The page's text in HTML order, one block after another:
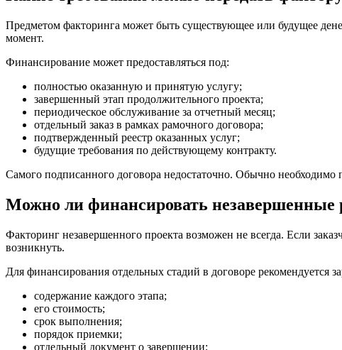
Предметом факторинга может быть существующее или будущее
момент.
Финансирование может предоставляться под:
полностью оказанную и принятую услугу;
завершенный этап продолжительного проекта;
периодическое обслуживание за отчетный месяц;
отдельный заказ в рамках рамочного договора;
подтвержденный реестр оказанных услуг;
будущие требования по действующему контракту.
Самого подписанного договора недостаточно. Обычно необходимо
Можно ли финансировать незавершенные
Факторинг незавершенного проекта возможен не всегда. Если
возникнуть.
Для финансирования отдельных стадий в договоре рекомендуется
содержание каждого этапа;
его стоимость;
срок выполнения;
порядок приемки;
отдельный документ о завершении;